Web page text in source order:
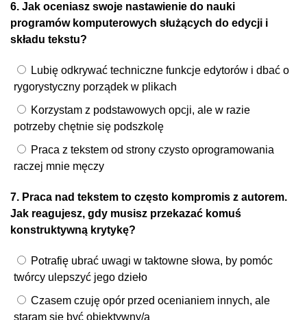
6. Jak oceniasz swoje nastawienie do nauki
programów komputerowych służących do edycji i
składu tekstu?
Lubię odkrywać techniczne funkcje edytorów i dbać o
rygorystyczny porządek w plikach
Korzystam z podstawowych opcji, ale w razie
potrzeby chętnie się podszkolę
Praca z tekstem od strony czysto oprogramowania
raczej mnie męczy
7. Praca nad tekstem to często kompromis z autorem.
Jak reagujesz, gdy musisz przekazać komuś
konstruktywną krytykę?
Potrafię ubrać uwagi w taktowne słowa, by pomóc
twórcy ulepszyć jego dzieło
Czasem czuję opór przed ocenianiem innych, ale
staram się być obiektywny/a